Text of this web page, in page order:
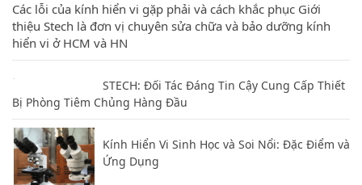
Các lỗi của kính hiển vi gặp phải và cách khắc phục Giới
thiệu Stech là đơn vị chuyên sửa chữa và bảo dưỡng kính
hiển vi ở HCM và HN
STECH: Đối Tác Đáng Tin Cậy Cung Cấp Thiết
Bị Phòng Tiêm Chủng Hàng Đầu